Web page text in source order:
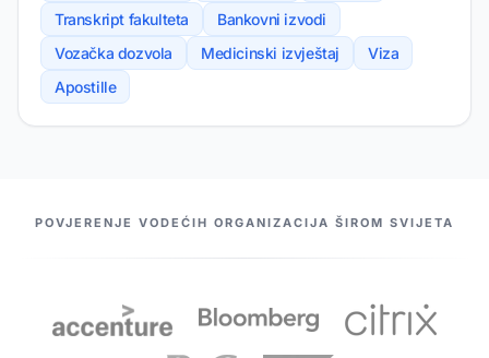
Transkript fakulteta
Bankovni izvodi
Vozačka dozvola
Medicinski izvještaj
Viza
Apostille
NAŠI PARTNERI
POVJERENJE VODEĆIH ORGANIZACIJA ŠIROM SVIJETA